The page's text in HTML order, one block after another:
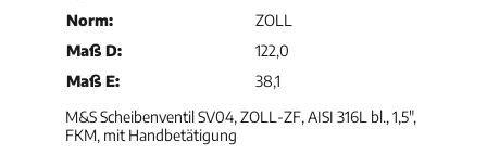
Norm:
ZOLL
Maß D:
122,0
Maß E:
38,1
M&S Scheibenventil SV04, ZOLL-ZF, AISI 316L bl., 1,5",
FKM, mit Handbetätigung